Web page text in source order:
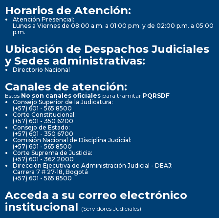
Horarios de Atención:
Atención Presencial:
Lunes a Viernes de 08:00 a.m. a 01:00 p.m. y de 02:00 p.m. a 05:00
p.m.
Ubicación de Despachos Judiciales
y Sedes administrativas:
Directorio Nacional
Canales de atención:
Estos No son canales oficiales para tramitar PQRSDF
Consejo Superior de la Judicatura:
(+57) 601 - 565 8500
Corte Constitucional:
(+57) 601 - 350 6200
Consejo de Estado:
(+57) 601 - 350 6700
Comisión Nacional de Disciplina Judicial:
(+57) 601 - 565 8500
Corte Suprema de Justicia:
(+57) 601 - 362 2000
Dirección Ejecutiva de Administración Judicial - DEAJ:
Carrera 7 # 27-18, Bogotá
(+57) 601 - 565 8500
Acceda a su correo electrónico
institucional (Servidores Judiciales)